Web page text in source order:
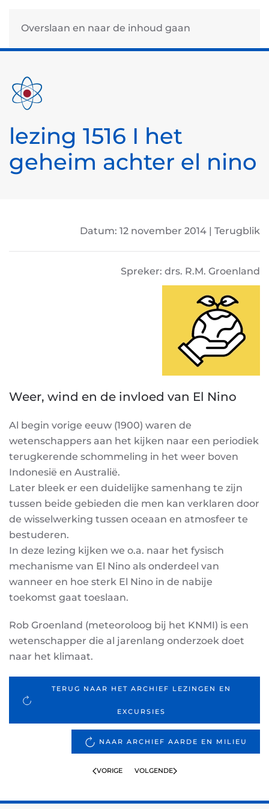
Overslaan en naar de inhoud gaan
lezing 1516 I het
geheim achter el nino
Datum: 12 november 2014 | Terugblik
Spreker: drs. R.M. Groenland
Weer, wind en de invloed van El Nino
Al begin vorige eeuw (1900) waren de
wetenschappers aan het kijken naar een periodiek
terugkerende schommeling in het weer boven
Indonesië en Australië.
Later bleek er een duidelijke samenhang te zijn
tussen beide gebieden die men kan verklaren door
de wisselwerking tussen oceaan en atmosfeer te
bestuderen.
In deze lezing kijken we o.a. naar het fysisch
mechanisme van El Nino als onderdeel van
wanneer en hoe sterk El Nino in de nabije
toekomst gaat toeslaan.
Rob Groenland (meteoroloog bij het KNMI) is een
wetenschapper die al jarenlang onderzoek doet
naar het klimaat.
TERUG NAAR HET ARCHIEF LEZINGEN EN
EXCURSIES
NAAR ARCHIEF AARDE EN MILIEU
VORIGE VOLGENDE